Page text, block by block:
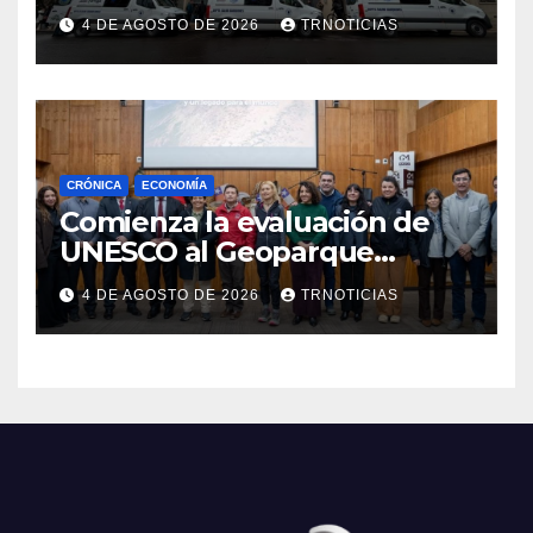
nuevas ambulancias para
Cauquenes y Sagrada Familia
4 DE AGOSTO DE 2026 TRNOTICIAS
CRÓNICA ECONOMÍA
Comienza la evaluación de
UNESCO al Geoparque
Aspirante Pillanmapu en el
Maule
4 DE AGOSTO DE 2026 TRNOTICIAS